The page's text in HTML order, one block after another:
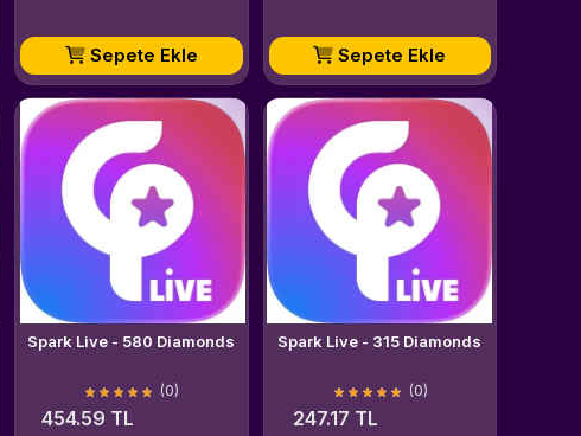
Sepete Ekle Sepete Ekle
Spark Live - 580 Diamonds
(0)
454.59 TL
Spark Live - 315 Diamonds
(0)
247.17 TL